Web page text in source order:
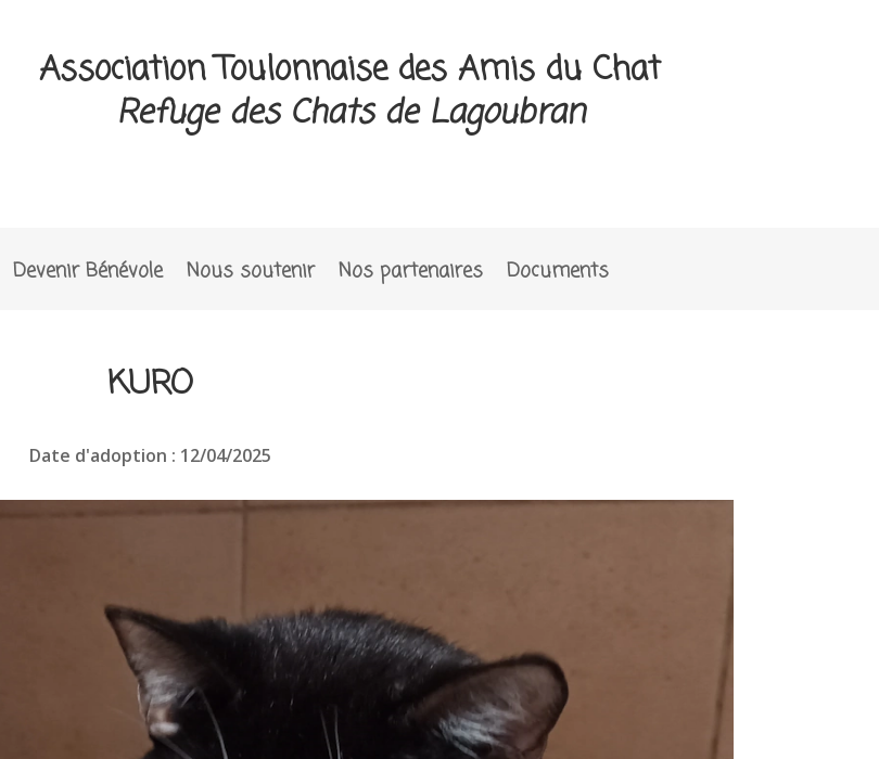
Association Toulonnaise des Amis du Chat
Refuge des Chats de Lagoubran
Devenir Bénévole Nous soutenir Nos partenaires Documents
KURO
Date d'adoption : 12/04/2025